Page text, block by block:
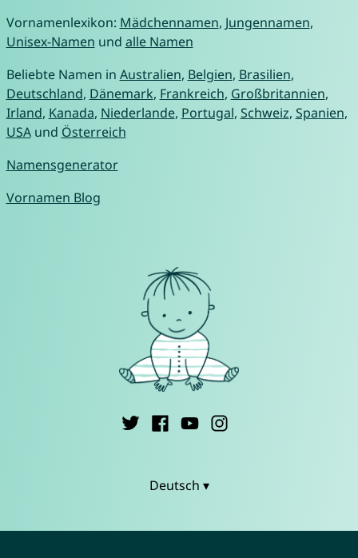
Vornamenlexikon: Mädchennamen, Jungennamen,
Unisex-Namen und alle Namen
Beliebte Namen in Australien, Belgien, Brasilien,
Deutschland, Dänemark, Frankreich, Großbritannien,
Irland, Kanada, Niederlande, Portugal, Schweiz, Spanien,
USAund Österreich
Namensgenerator
Vornamen Blog
Deutsch ▾